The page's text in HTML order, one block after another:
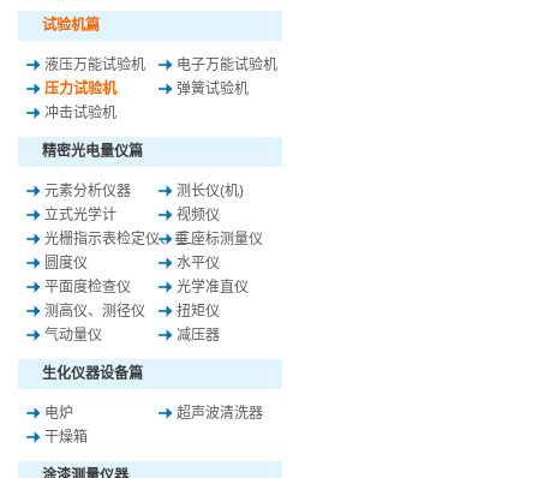
试验机篇
液压万能试验机
电子万能试验机
压力试验机
弹簧试验机
冲击试验机
精密光电量仪篇
元素分析仪器
测长仪(机)
立式光学计
视频仪
光栅指示表检定仪、垂..三座标测量仪
圆度仪
水平仪
平面度检查仪
光学准直仪
测高仪、测径仪
扭矩仪
气动量仪
减压器
生化仪器设备篇
电炉
超声波清洗器
干燥箱